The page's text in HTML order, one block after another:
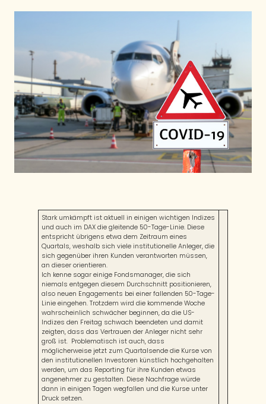
Stark umkämpft ist aktuell in einigen wichtigen Indizes
und auch im DAX die gleitende 50-Tage-Linie. Diese
entspricht übrigens etwa dem Zeitraum eines
Quartals, weshalb sich viele institutionelle Anleger, die
sich gegenüber ihren Kunden verantworten müssen,
an dieser orientieren.
Ich kenne sogar einige Fondsmanager, die sich
niemals entgegen diesem Durchschnitt positionieren,
also neuen Engagements bei einer fallenden 50-Tage-
Linie eingehen. Trotzdem wird die kommende Woche
wahrscheinlich schwächer beginnen, da die US-
Indizes den Freitag schwach beendeten und damit
zeigten, dass das Vertrauen der Anleger nicht sehr
groß ist. Problematisch ist auch, dass
möglicherweise jetzt zum Quartalsende die Kurse von
den institutionellen Investoren künstlich hochgehalten
werden, um das Reporting für ihre Kunden etwas
angenehmer zu gestalten. Diese Nachfrage würde
dann in einigen Tagen wegfallen und die Kurse unter
Druck setzen.